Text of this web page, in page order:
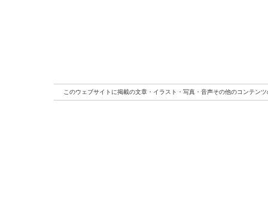
このウェブサイトに掲載の文章・イラスト・写真・音声その他のコンテン